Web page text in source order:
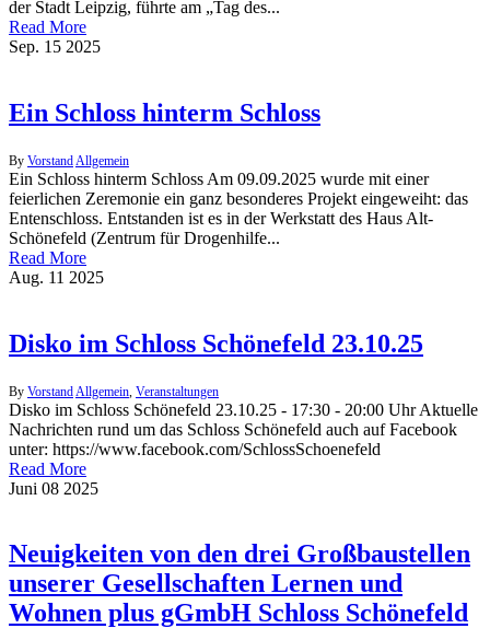
der Stadt Leipzig, führte am „Tag des...
Read More
Sep. 15 2025
Ein Schloss hinterm Schloss
By Vorstand Allgemein
Ein Schloss hinterm Schloss Am 09.09.2025 wurde mit einer
feierlichen Zeremonie ein ganz besonderes Projekt eingeweiht: das
Entenschloss. Entstanden ist es in der Werkstatt des Haus Alt-
Schönefeld (Zentrum für Drogenhilfe...
Read More
Aug. 11 2025
Disko im Schloss Schönefeld 23.10.25
By Vorstand Allgemein Veranstaltungen
Disko im Schloss Schönefeld 23.10.25 - 17:30 - 20:00 Uhr Aktuelle
Nachrichten rund um das Schloss Schönefeld auch auf Facebook
unter: https://www.facebook.com/SchlossSchoenefeld
Read More
Juni 08 2025
Neuigkeiten von den drei Großbaustellen
unserer Gesellschaften Lernen und
Wohnen plus gGmbH Schloss Schönefeld